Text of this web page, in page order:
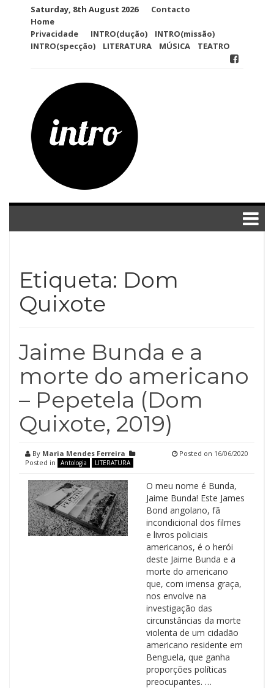
Saturday, 8th August 2026
Contacto
Home
Privacidade
INTRO(dução)
INTRO(missão)
INTRO(specção)
LITERATURA MÚSICA TEATRO
Etiqueta: Dom
Quixote
Jaime Bunda e a
morte do americano
– Pepetela (Dom
Quixote, 2019)
By Maria Mendes Ferreira
Posted in
Antologia LITERATURA
Posted on 16/06/2020
O meu nome é Bunda,
Jaime Bunda! Este James
Bond angolano, fã
incondicional dos filmes
e livros policiais
americanos, é o herói
deste Jaime Bunda e a
morte do americano
que, com imensa graça,
nos envolve na
investigação das
circunstâncias da morte
violenta de um cidadão
americano residente em
Benguela, que ganha
proporções políticas
preocupantes. …